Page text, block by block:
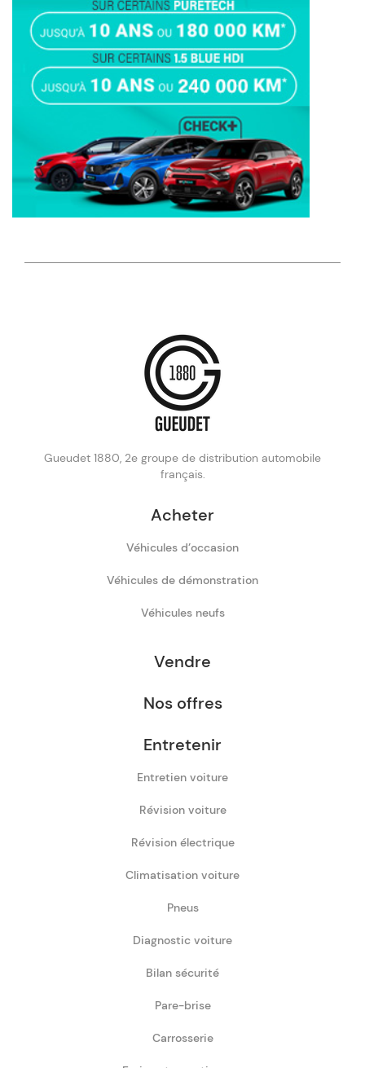
Gueudet 1880, 2e groupe de distribution automobile
français.
Acheter
Véhicules d’occasion
Véhicules de démonstration
Véhicules neufs
Vendre
Nos offres
Entretenir
Entretien voiture
Révision voiture
Révision électrique
Climatisation voiture
Pneus
Diagnostic voiture
Bilan sécurité
Pare-brise
Carrosserie